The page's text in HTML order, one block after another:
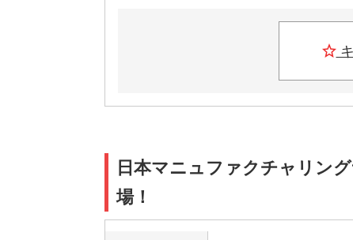
日本マニュファクチャリン
場！